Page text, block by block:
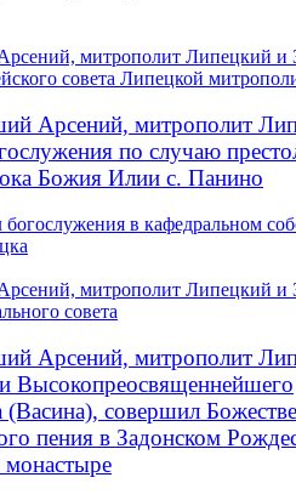
митрополит Липецкий и
совета Липецкой
Арсений, митрополит
по случаю
Божия Илии с. Панино
в кафедральном
митрополит Липецкий и
совета
Арсений, митрополит
Высокопреосвященнейшего
(Васина), совершил
пения в Задонском